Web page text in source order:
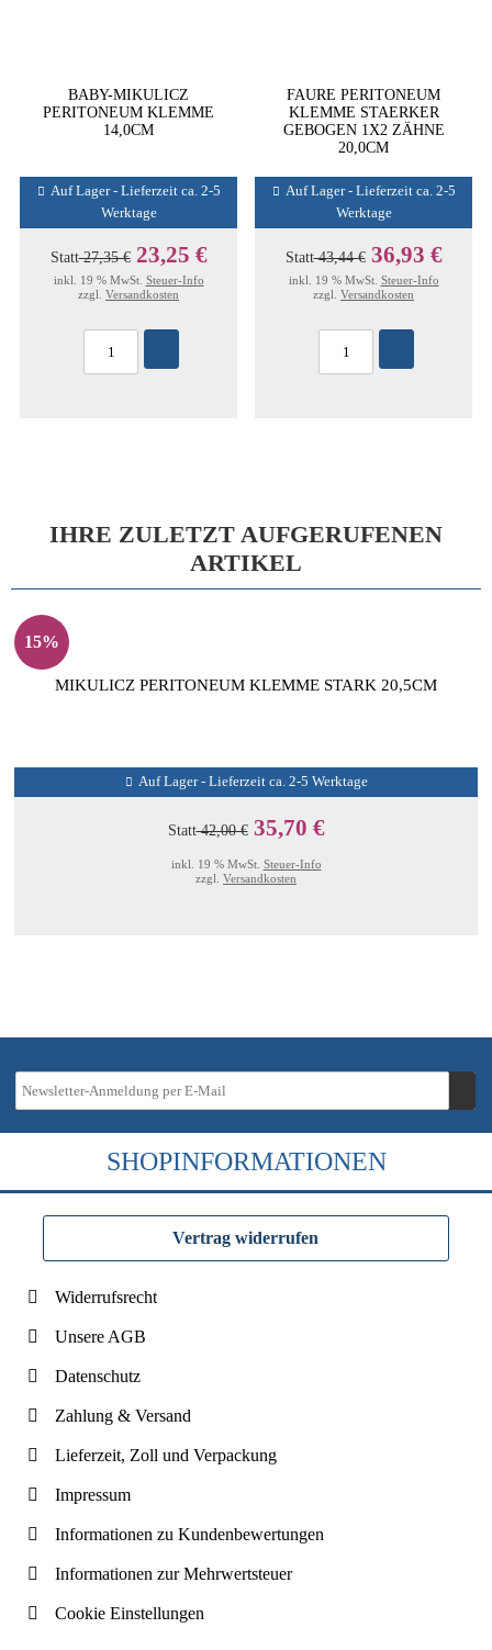
BABY-MIKULICZ
PERITONEUM KLEMME
14,0CM
Auf Lager - Lieferzeit ca. 2-5
Werktage
Statt27,35 € 23,25 €
inkl. 19 % MwSt. Steuer-Info
zzgl. Versandkosten
FAURE PERITONEUM
KLEMME STAERKER
GEBOGEN 1X2 ZÄHNE
20,0CM
Auf Lager - Lieferzeit ca. 2-5
Werktage
Statt43,44 € 36,93 €
inkl. 19 % MwSt. Steuer-Info
zzgl. Versandkosten
IHRE ZULETZT AUFGERUFENEN
ARTIKEL
15%
MIKULICZ PERITONEUM KLEMME STARK 20,5CM
Auf Lager - Lieferzeit ca. 2-5 Werktage
Statt42,00 € 35,70 €
inkl. 19 % MwSt. Steuer-Info
zzgl. Versandkosten
SHOPINFORMATIONEN
Vertrag widerrufen
Widerrufsrecht
Unsere AGB
Datenschutz
Zahlung & Versand
Lieferzeit, Zoll und Verpackung
Impressum
Informationen zu Kundenbewertungen
Informationen zur Mehrwertsteuer
Cookie Einstellungen